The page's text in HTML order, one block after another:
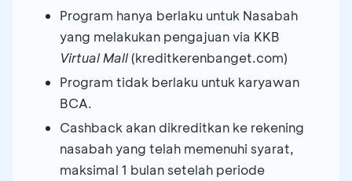
Program hanya berlaku untuk Nasabah
yang melakukan pengajuan via KKB
Virtual Mall(kreditkerenbanget.com)
Program tidak berlaku untuk karyawan
BCA.
Cashback akan dikreditkan ke rekening
nasabah yang telah memenuhi syarat,
maksimal 1 bulan setelah periode